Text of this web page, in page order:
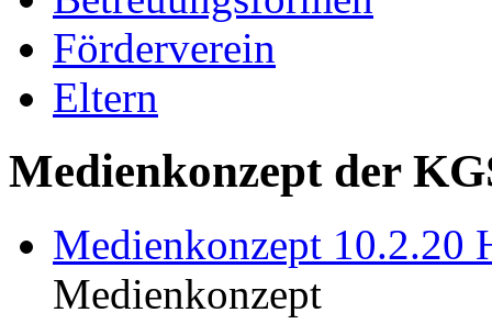
Förderverein
Eltern
Medienkonzept der
Medienkonzept 10.2.20
Medienkonzept